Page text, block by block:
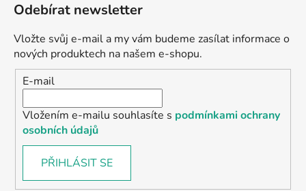
Odebírat newsletter
Vložte svůj e-mail a my vám budeme zasílat informace o
nových produktech na našem e-shopu.
E-mail
Vložením e-mailu souhlasíte s podmínkami ochrany
osobních údajů
PŘIHLÁSIT SE